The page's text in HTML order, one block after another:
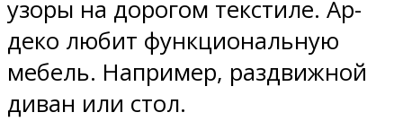
узоры на дорогом текстиле. Ар-
деко любит функциональную
мебель. Например, раздвижной
диван или стол.